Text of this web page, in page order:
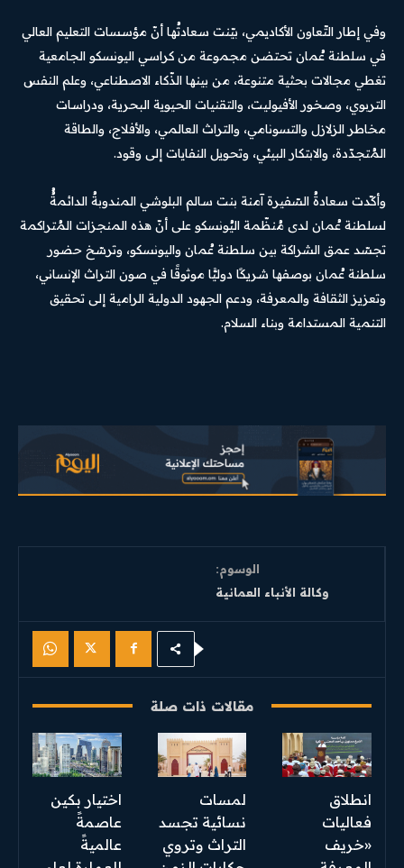
وفي إطار التّعاون الأكاديمي، بيّنت سعادتُها أنّ مؤسسات التعليم العالي
في سلطنة عُمان تحتضن مجموعة من كراسي اليونسكو الجامعية
تغطي مجالات بحثية متنوعة، من بينها الذّكاء الاصطناعي، وعلم النفس
التربوي، وصخور الأفيوليت، والتقنيات الحيوية البحرية، ودراسات
مخاطر الزلازل والتسونامي، والتراث العالمي، والأفلاج، والطاقة
المُتجدّدة، والابتكار البيئي، وتحويل النفايات إلى وقود.
وأكّدت سعادةُ السّفيرة آمنة بنت سالم البلوشي المندوبةُ الدائمةُُ
لسلطنة عُمان لدى مُنظّمة اليُونسكو على أنّ هذه المنجزات المُتراكمة
تجسّد عمق الشراكة بين سلطنة عُمان واليونسكو، وترسّخ حضور
سلطنة عُمان بوصفها شريكًا دوليًّا موثوقًا في صون التراث الإنساني،
وتعزيز الثقافة والمعرفة، ودعم الجهود الدولية الرامية إلى تحقيق
التنمية المستدامة وبناء السلام.
الوسوم:
وكالة الأنباء العمانية
مقالات ذات صلة
انطلاق
فعاليات
«خريف
لمسات
نسائية تجسد
التراث وتروي
اختيار بكين
عاصمةً
عالميةً